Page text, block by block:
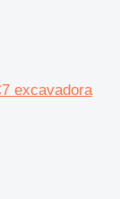
excavadora